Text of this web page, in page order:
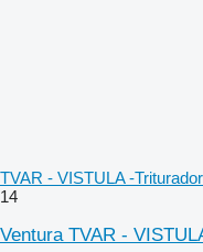
TVAR - VISTULA -
14
Ventura TVAR -